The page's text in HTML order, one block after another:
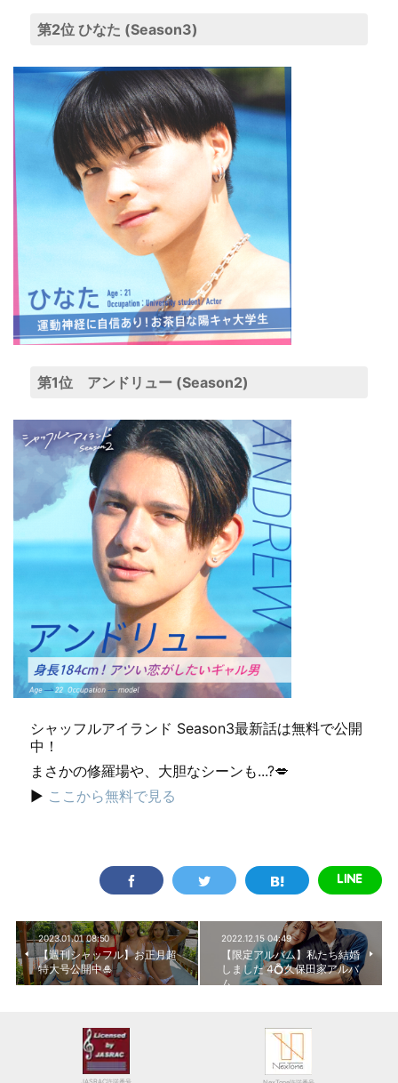
第2位 ひなた (Season3)
第1位 アンドリュー (Season2)
シャッフルアイランド Season3最新話は無料で公開
中！
まさかの修羅場や、大胆なシーンも...?💋
▶︎ ここから無料で見る
2023.01.01 08:50
【週刊シャッフル】お正月超
特大号公開中🎍
2022.12.15 04:49
【限定アルバム】私たち結婚
しました 4💍久保田家アルバ
ム